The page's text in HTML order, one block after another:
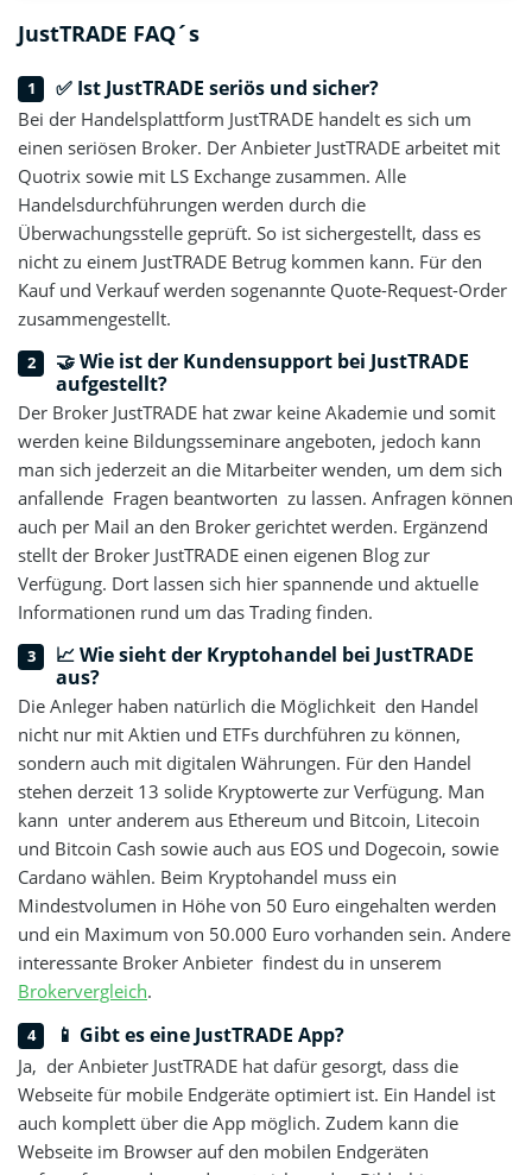
JustTRADE FAQ´s
✅ Ist JustTRADE seriös und sicher?
Bei der Handelsplattform JustTRADE handelt es sich um
einen seriösen Broker. Der Anbieter JustTRADE arbeitet mit
Quotrix sowie mit LS Exchange zusammen. Alle
Handelsdurchführungen werden durch die
Überwachungsstelle geprüft. So ist sichergestellt, dass es
nicht zu einem JustTRADE Betrug kommen kann. Für den
Kauf und Verkauf werden sogenannte Quote-Request-Order
zusammengestellt.
🤝 Wie ist der Kundensupport bei JustTRADE
aufgestellt?
Der Broker JustTRADE hat zwar keine Akademie und somit
werden keine Bildungsseminare angeboten, jedoch kann
man sich jederzeit an die Mitarbeiter wenden, um dem sich
anfallende Fragen beantworten zu lassen. Anfragen können
auch per Mail an den Broker gerichtet werden. Ergänzend
stellt der Broker JustTRADE einen eigenen Blog zur
Verfügung. Dort lassen sich hier spannende und aktuelle
Informationen rund um das Trading finden.
📈 Wie sieht der Kryptohandel bei JustTRADE
aus?
Die Anleger haben natürlich die Möglichkeit den Handel
nicht nur mit Aktien und ETFs durchführen zu können,
sondern auch mit digitalen Währungen. Für den Handel
stehen derzeit 13 solide Kryptowerte zur Verfügung. Man
kann unter anderem aus Ethereum und Bitcoin, Litecoin
und Bitcoin Cash sowie auch aus EOS und Dogecoin, sowie
Cardano wählen. Beim Kryptohandel muss ein
Mindestvolumen in Höhe von 50 Euro eingehalten werden
und ein Maximum von 50.000 Euro vorhanden sein. Andere
interessante Broker Anbieter findest du in unserem
Brokervergleich.
📱 Gibt es eine JustTRADE App?
Ja, der Anbieter JustTRADE hat dafür gesorgt, dass die
Webseite für mobile Endgeräte optimiert ist. Ein Handel ist
auch komplett über die App möglich. Zudem kann die
Webseite im Browser auf den mobilen Endgeräten